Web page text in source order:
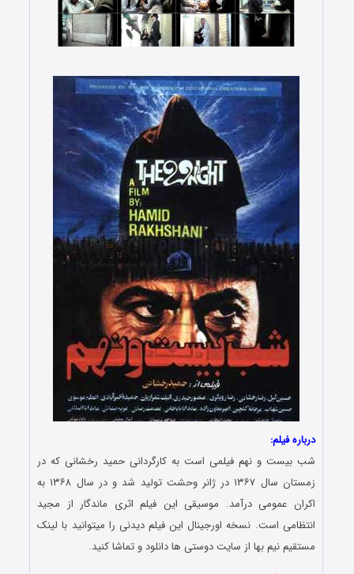
درباره فیلم:
شب بیست و نهم فیلمی است به کارگردانی حمید رخشانی که در
زمستان سال ۱۳۶۷ در ژانر وحشت تولید شد و در سال ۱۳۶۸ به
اکران عمومی درآمد. موسیقی این فیلم اثری ماندگار از مجید
انتظامی است. نسخه اورجینال این فیلم دیدنی را میتوانید با لینک
مستقیم نیم بها از سایت دوستی ها دانلود و تماشا کنید.